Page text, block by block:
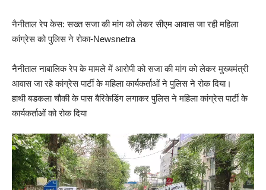
नैनीताल रेप केस: सख्त सजा की मांग को लेकर सीएम आवास जा रही महिला
कांग्रेस को पुलिस ने रोका-Newsnetra
नैनीताल नाबालिक रेप के मामले में आरोपी को सजा की मांग को लेकर मुख्यमंत्री
आवास जा रहे कांग्रेस पार्टी के महिला कार्यकर्ताओं ने पुलिस ने रोक दिया।
हाथी बडकला चौकी के पास बैरिकेडिंग लगाकर पुलिस ने महिला कांग्रेस पार्टी के
कार्यकर्ताओं को रोक दिया